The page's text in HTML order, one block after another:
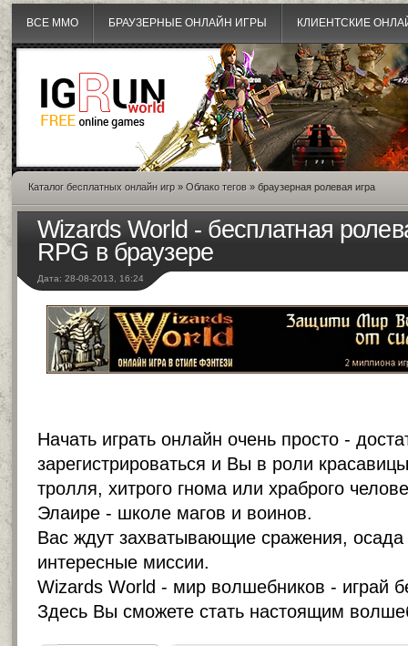
ВСЕ MMO БРАУЗЕРНЫЕ ОНЛАЙН ИГРЫ КЛИЕНТСКИЕ
Каталог бесплатных онлайн игр » Облако тегов » браузерная ролевая игра
Wizards World - бесплатная
RPG в браузере
Дата: 28-08-2013, 16:24
Начать играть онлайн очень просто -
зарегистрироваться и Вы в роли
тролля, хитрого гнома или храброго
Элаире - школе магов и воинов.
Вас ждут захватывающие сражения, осада
интересные миссии.
Wizards World - мир волшебников - играй
Здесь Вы сможете стать настоящим